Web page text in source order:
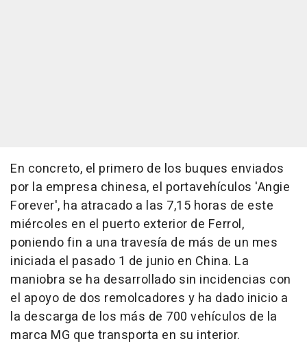
En concreto, el primero de los buques enviados
por la empresa chinesa, el portavehículos 'Angie
Forever', ha atracado a las 7,15 horas de este
miércoles en el puerto exterior de Ferrol,
poniendo fin a una travesía de más de un mes
iniciada el pasado 1 de junio en China. La
maniobra se ha desarrollado sin incidencias con
el apoyo de dos remolcadores y ha dado inicio a
la descarga de los más de 700 vehículos de la
marca MG que transporta en su interior.